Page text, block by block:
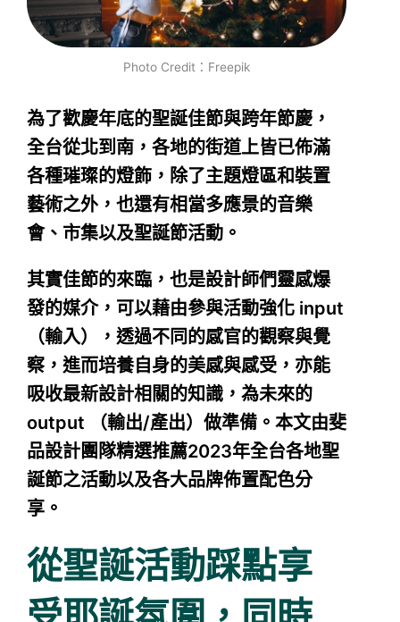
Photo Credit：Freepik
為了歡慶年底的聖誕佳節與跨年節慶，
全台從北到南，各地的街道上皆已佈滿
各種璀璨的燈飾，除了主題燈區和裝置
藝術之外，也還有相當多應景的音樂
會、市集以及聖誕節活動。
其實佳節的來臨，也是設計師們靈感爆
發的媒介，可以藉由參與活動強化 input
（輸入），透過不同的感官的觀察與覺
察，進而培養自身的美感與感受，亦能
吸收最新設計相關的知識，為未來的
output （輸出/產出）做準備。本文由斐
品設計團隊精選推薦2023年全台各地聖
誕節之活動以及各大品牌佈置配色分
享。
從聖誕活動踩點享